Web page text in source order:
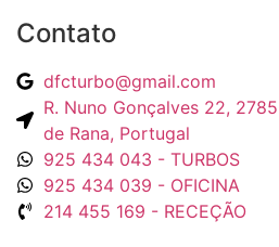
Contato
dfcturbo@gmail.com
R. Nuno Gonçalves 22,
de Rana, Portugal
925 434 043 - TURBOS
925 434 039 - OFICINA
214 455 169 - RECEÇÃO